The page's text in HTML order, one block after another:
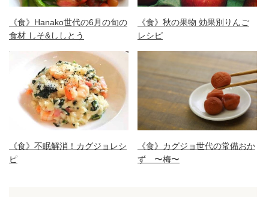
《食》Hanako世代の6月の旬の
食材 しそ&ししとう
《食》秋の果物 効果別りんご
レシピ
《食》不眠解消！カグジョレシ
ピ
《食》カグジョ世代の常備おか
ず 〜梅〜